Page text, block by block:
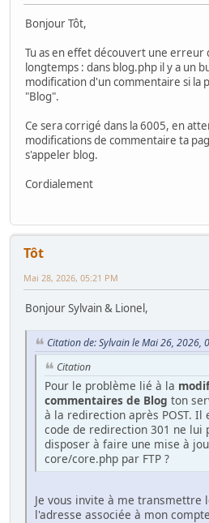
Bonjour Tôt,
Tu as en effet découvert une erreur
longtemps : dans blog.php il y a un
modification d'un commentaire si la
"Blog".
Ce sera corrigé dans la 6005, en
modifications de commentaire ta
s'appeler blog.
Cordialement
Tôt
Mai 28, 2026, 05:21 PM
Bonjour Sylvain & Lionel,
Citation de: Sylvain le Mai 26, 2026,
Citation
Pour le problème lié à la
commentaires de Blog ton
à la redirection après POST. Il
code de redirection 301 ne lui
disposer à faire une mise à
core/core.php par FTP ?
Je vous invite à me transmettre
l'adresse associée à mon